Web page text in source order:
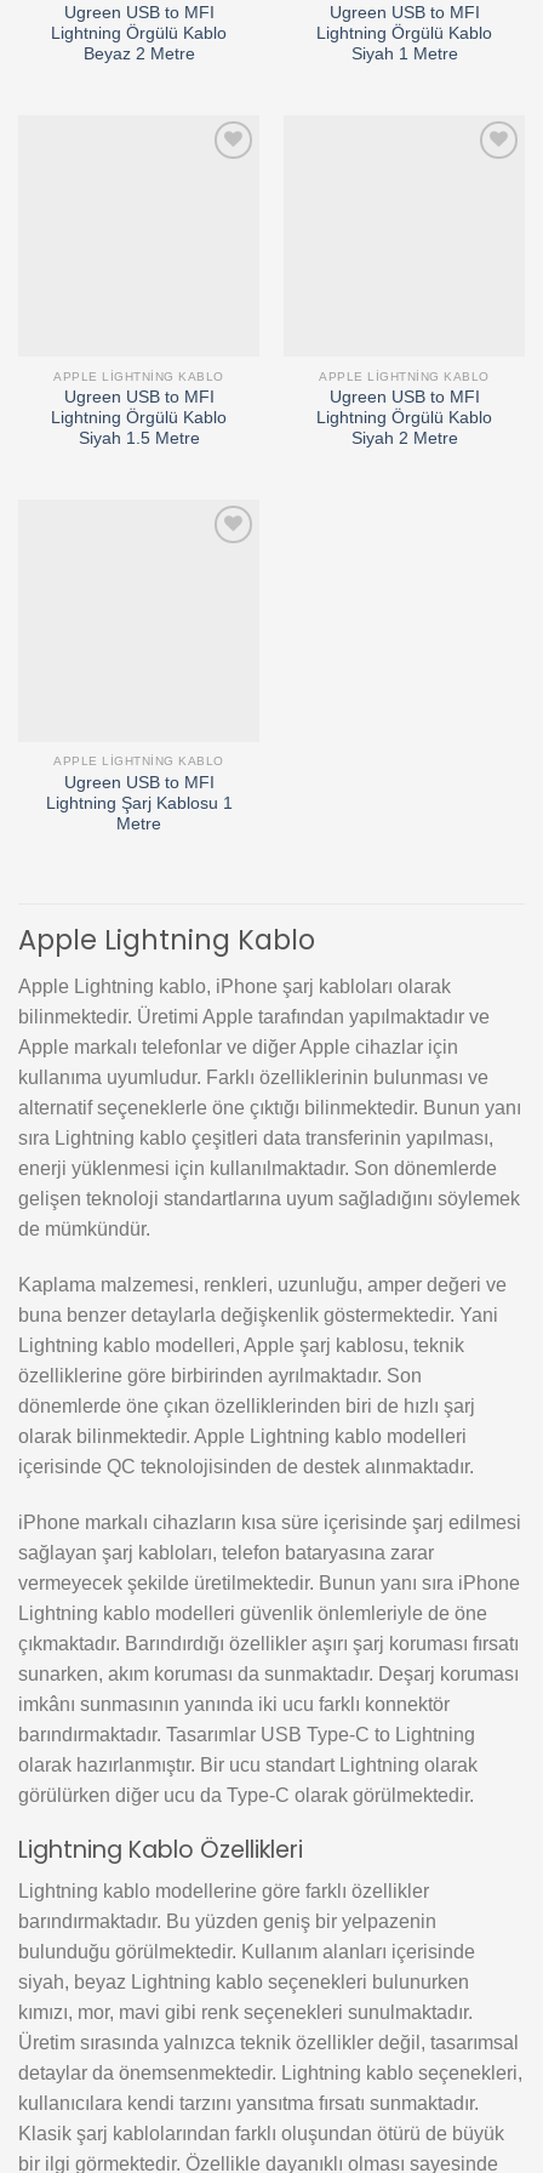
Ugreen USB to MFI
Lightning Örgülü Kablo
Beyaz 2 Metre
Ugreen USB to MFI
Lightning Örgülü Kablo
Siyah 1 Metre
APPLE LIGHTNING KABLO
Ugreen USB to MFI
Lightning Örgülü Kablo
Siyah 1.5 Metre
APPLE LIGHTNING KABLO
Ugreen USB to MFI
Lightning Örgülü Kablo
Siyah 2 Metre
APPLE LIGHTNING KABLO
Ugreen USB to MFI
Lightning Şarj Kablosu 1
Metre
Apple Lightning Kablo
Apple Lightning kablo, iPhone şarj kabloları olarak
bilinmektedir. Üretimi Apple tarafından yapılmaktadır ve
Apple markalı telefonlar ve diğer Apple cihazlar için
kullanıma uyumludur. Farklı özelliklerinin bulunması ve
alternatif seçeneklerle öne çıktığı bilinmektedir. Bunun yanı
sıra Lightning kablo çeşitleri data transferinin yapılması,
enerji yüklenmesi için kullanılmaktadır. Son dönemlerde
gelişen teknoloji standartlarına uyum sağladığını söylemek
de mümkündür.
Kaplama malzemesi, renkleri, uzunluğu, amper değeri ve
buna benzer detaylarla değişkenlik göstermektedir. Yani
Lightning kablo modelleri, Apple şarj kablosu, teknik
özelliklerine göre birbirinden ayrılmaktadır. Son
dönemlerde öne çıkan özelliklerinden biri de hızlı şarj
olarak bilinmektedir. Apple Lightning kablo modelleri
içerisinde QC teknolojisinden de destek alınmaktadır.
iPhone markalı cihazların kısa süre içerisinde şarj edilmesi
sağlayan şarj kabloları, telefon bataryasına zarar
vermeyecek şekilde üretilmektedir. Bunun yanı sıra iPhone
Lightning kablo modelleri güvenlik önlemleriyle de öne
çıkmaktadır. Barındırdığı özellikler aşırı şarj koruması fırsatı
sunarken, akım koruması da sunmaktadır. Deşarj koruması
imkânı sunmasının yanında iki ucu farklı konnektör
barındırmaktadır. Tasarımlar USB Type-C to Lightning
olarak hazırlanmıştır. Bir ucu standart Lightning olarak
görülürken diğer ucu da Type-C olarak görülmektedir.
Lightning Kablo Özellikleri
Lightning kablo modellerine göre farklı özellikler
barındırmaktadır. Bu yüzden geniş bir yelpazenin
bulunduğu görülmektedir. Kullanım alanları içerisinde
siyah, beyaz Lightning kablo seçenekleri bulunurken
kımızı, mor, mavi gibi renk seçenekleri sunulmaktadır.
Üretim sırasında yalnızca teknik özellikler değil, tasarımsal
detaylar da önemsenmektedir. Lightning kablo seçenekleri,
kullanıcılara kendi tarzını yansıtma fırsatı sunmaktadır.
Klasik şarj kablolarından farklı oluşundan ötürü de büyük
bir ilgi görmektedir. Özellikle dayanıklı olması sayesinde